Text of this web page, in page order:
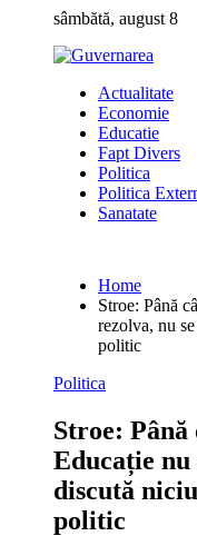
content
sâmbătă, august 8
Actualitate
Economie
Educatie
Fapt Divers
Politica
Politica
Sanatate
Home
Stroe: Până
rezolva, nu
politic
Politica
Stroe:
Educație nu
discută
politic